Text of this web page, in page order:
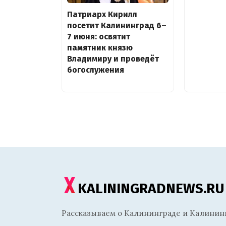
Патриарх Кирилл
посетит Калининград 6–
7 июня: освятит
памятник князю
Владимиру и проведёт
богослужения
KALININGRADNEWS.RU
Рассказываем о Калининграде и